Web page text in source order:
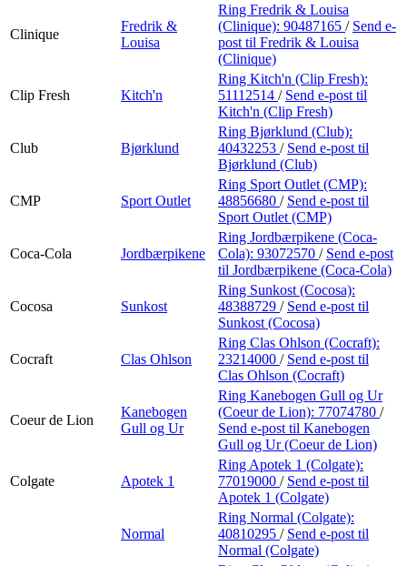
Clinique
Fredrik &
Louisa
Ring Fredrik & Louisa
(Clinique): 90487165 / Send e-
post til Fredrik & Louisa
(Clinique)
Clip Fresh Kitch'n
Ring Kitch'n (Clip Fresh):
51112514 / Send e-post til
Kitch'n (Clip Fresh)
Club Bjørklund
Ring Bjørklund (Club):
40432253 / Send e-post til
Bjørklund (Club)
CMP Sport Outlet
Ring Sport Outlet (CMP):
48856680 / Send e-post til
Sport Outlet (CMP)
Coca-Cola Jordbærpikene
Ring Jordbærpikene (Coca-
Cola): 93072570 / Send e-post
til Jordbærpikene (Coca-Cola)
Cocosa Sunkost
Ring Sunkost (Cocosa):
48388729 / Send e-post til
Sunkost (Cocosa)
Cocraft Clas Ohlson
Ring Clas Ohlson (Cocraft):
23214000 / Send e-post til
Clas Ohlson (Cocraft)
Coeur de Lion
Kanebogen
Gull og Ur
Ring Kanebogen Gull og Ur
(Coeur de Lion): 77074780 /
Send e-post til Kanebogen
Gull og Ur (Coeur de Lion)
Colgate Apotek 1
Ring Apotek 1 (Colgate):
77019000 / Send e-post til
Apotek 1 (Colgate)
Normal
Ring Normal (Colgate):
40810295 / Send e-post til
Normal (Colgate)